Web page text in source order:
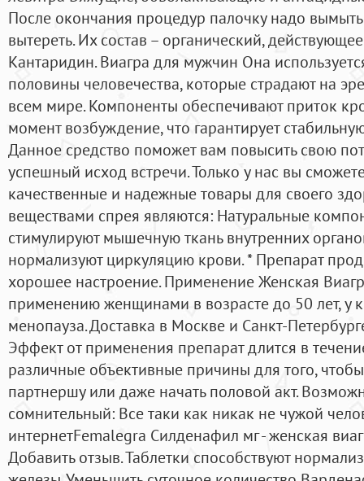
После окончания процедур палочку надо
вытереть. Их состав – органический,
Кантаридин. Виагра для мужчин Она
половины человечества, которые страдают на
всем мире. Компоненты обеспечивают приток
момент возбуждение, что гарантирует
Данное средство поможет вам повысить свою
успешный исход встречи. Только у нас вы
качественные и надежные товары для своего
веществами спрея являются: Натуральные
стимулируют мышечную ткань внутренних
нормализуют циркуляцию крови. * Препарат
хорошее настроение. Применение Женская
применению женщинами в возрасте до 50 лет, у
менопауза. Доставка в Москве и Санкт-
Эффект от применения препарат длится в
различные объективные причины для того,
партнершу или даже начать половой акт.
сомнительный: Все таки как никак не чужой
интернетFemalegra Силденафил мг - женская
Добавить отзыв. Таблетки способствуют